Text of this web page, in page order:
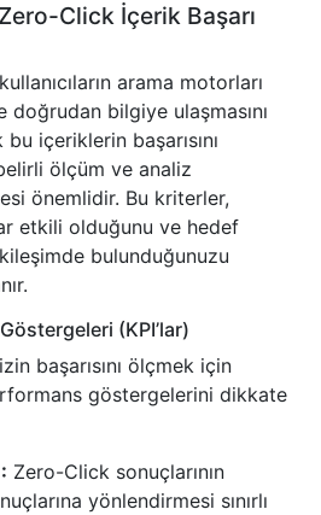
Click İçerik Başarı
arama motorları
doğrudan bilgiye ulaşmasını
içeriklerin başarısını
ölçüm ve analiz
önemlidir. Bu kriterler,
etkili olduğunu ve hedef
bulunduğunuzu
(KPI’lar)
başarısını ölçmek için
göstergelerini dikkate
Zero-Click sonuçlarının
yönlendirmesi sınırlı